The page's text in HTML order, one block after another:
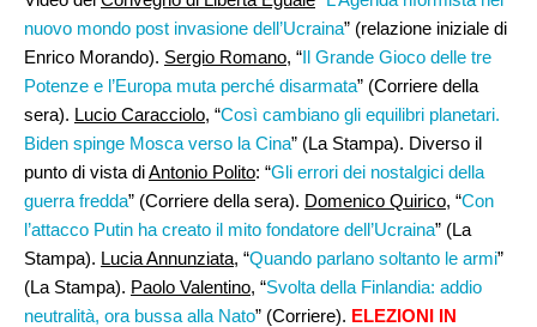
nuovo mondo post invasione dell’Ucraina” (relazione iniziale di
Enrico Morando). Sergio Romano, “Il Grande Gioco delle tre
Potenze e l’Europa muta perché disarmata” (Corriere della
sera). Lucio Caracciolo, “Così cambiano gli equilibri planetari.
Biden spinge Mosca verso la Cina” (La Stampa). Diverso il
punto di vista diAntonio Polito: “Gli errori dei nostalgici della
guerra fredda” (Corriere della sera). Domenico Quirico, “Con
l’attacco Putin ha creato il mito fondatore dell’Ucraina” (La
Stampa). Lucia Annunziata, “Quando parlano soltanto le armi”
(La Stampa). Paolo Valentino, “Svolta della Finlandia: addio
neutralità, ora bussa alla Nato” (Corriere). ELEZIONI IN